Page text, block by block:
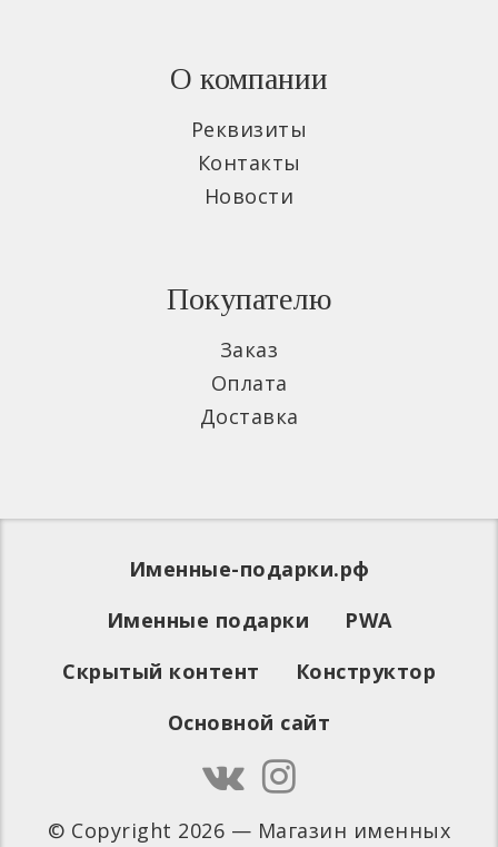
О компании
Реквизиты
Контакты
Новости
Покупателю
Заказ
Оплата
Доставка
Именные-подарки.рф
Именные подарки
PWA
Скрытый контент
Конструктор
Основной сайт
© Copyright 2026 — Магазин именных